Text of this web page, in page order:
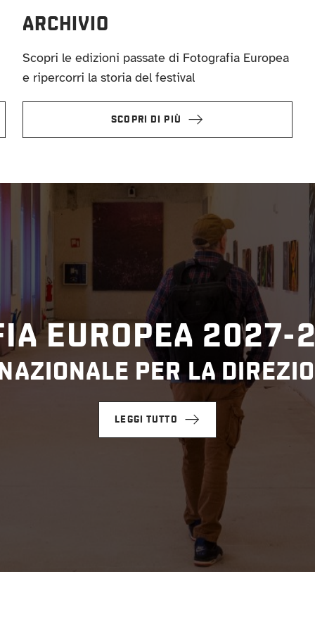
ARCHIVIO
Scopri le edizioni passate di Fotografia Europea
e ripercorri la storia del festival
SCOPRI DI PIÙ
EUROPEA
PER LA
LEGGI TUTTO